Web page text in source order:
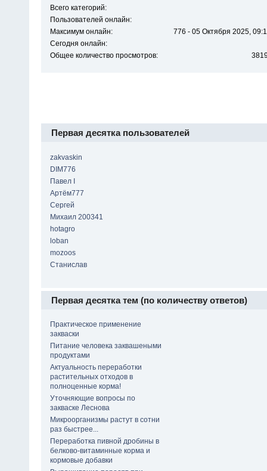
Всего категорий:
Пользователей онлайн:
Максимум онлайн:
776 - 05 Октября 2025,
Сегодня онлайн:
Общее количество просмотров:
Первая десятка пользователей
zakvaskin
DIM776
Павел I
Артём777
Сергей
Михаил 200341
hotagro
loban
mozoos
Станислав
Первая десятка тем (по количеству ответов)
Практическое применение
закваски
Питание человека заквашеными
продуктами
Актуальность переработки
растительных отходов в
полноценные корма!
Уточняющие вопросы по
закваске Леснова
Микроорганизмы растут в сотни
раз быстрее...
Переработка пивной дробины в
белково-витаминные корма и
кормовые добавки